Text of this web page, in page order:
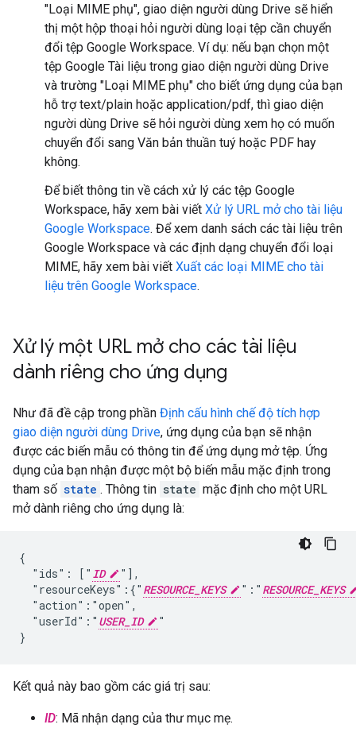
"Loại MIME phụ", giao diện người dùng Drive sẽ hiển
thị một hộp thoại hỏi người dùng loại tệp cần chuyển
đổi tệp Google Workspace. Ví dụ: nếu bạn chọn một
tệp Google Tài liệu trong giao diện người dùng Drive
và trường "Loại MIME phụ" cho biết ứng dụng của bạn
hỗ trợ text/plain hoặc application/pdf, thì giao diện
người dùng Drive sẽ hỏi người dùng xem họ có muốn
chuyển đổi sang Văn bản thuần tuý hoặc PDF hay
không.
Để biết thông tin về cách xử lý các tệp Google
Workspace, hãy xem bài viết Xử lý URL mở cho tài liệu
Google Workspace. Để xem danh sách các tài liệu trên
Google Workspace và các định dạng chuyển đổi loại
MIME, hãy xem bài viết Xuất các loại MIME cho tài
liệu trên Google Workspace.
Xử lý một URL mở cho các tài liệu
dành riêng cho ứng dụng
Như đã đề cập trong phần Định cấu hình chế độ tích hợp
giao diện người dùng Drive, ứng dụng của bạn sẽ nhận
được các biến mẫu có thông tin để ứng dụng mở tệp. Ứng
dụng của bạn nhận được một bộ biến mẫu mặc định trong
tham số state . Thông tin state mặc định cho một URL
mở dành riêng cho ứng dụng là:
{
  "ids": ["
ID
"],
  "resourceKeys":{"
RESOURCE_KEYS ":" RESOURCE_KEYS
  "action":"open",
  "userId":"
USER_ID
"
Kết quả này bao gồm các giá trị sau:
ID: Mã nhận dạng của thư mục mẹ.